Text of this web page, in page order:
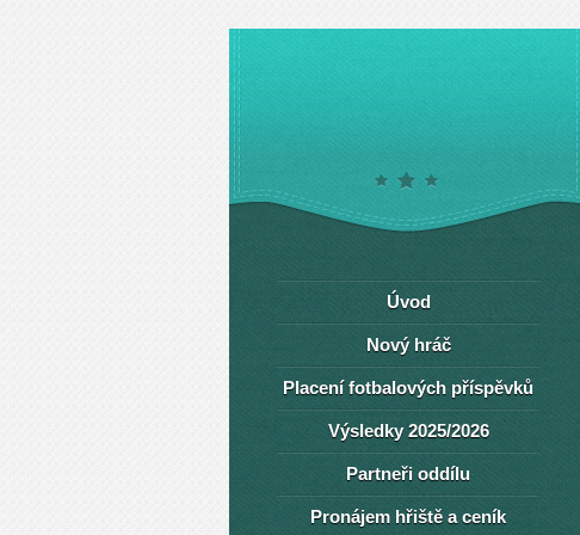
Úvod
Nový hráč
Placení fotbalových příspěvků
Výsledky 2025/2026
Partneři oddílu
Pronájem hřiště a ceník